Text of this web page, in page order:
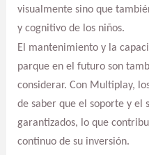
visualmente sino que
y cognitivo de los niños.
El mantenimiento y la
parque en el futuro son
considerar. Con Multiplay,
de saber que el soporte y el
garantizados, lo que
continuo de su inversión.